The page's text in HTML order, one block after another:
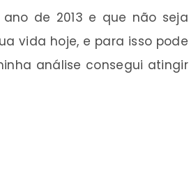
de 2013 e que não seja
vida hoje, e para isso pode
análise consegui atingir